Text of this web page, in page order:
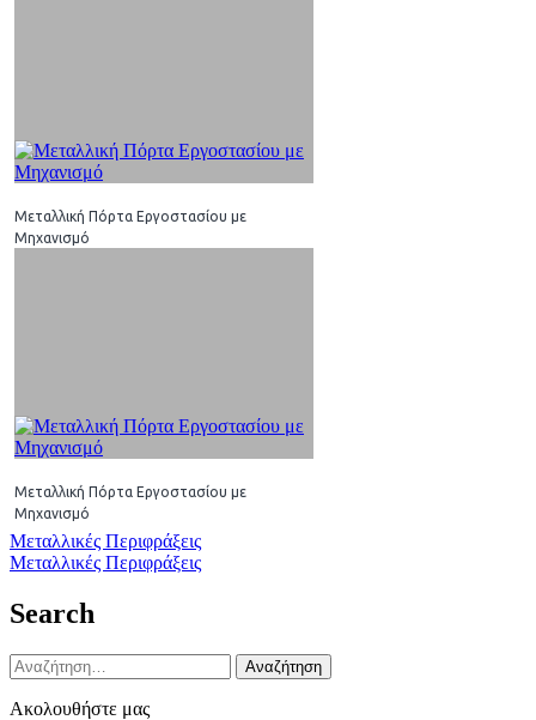
Μεταλλική Πόρτα Εργοστασίου με
Μηχανισμό
Μεταλλική Πόρτα Εργοστασίου με
Μηχανισμό
Πλοήγηση
άρθρων
Μεταλλικές Περιφράξεις
Μεταλλικές Περιφράξεις
Search
Αναζήτηση
για:
Ακολουθήστε μας